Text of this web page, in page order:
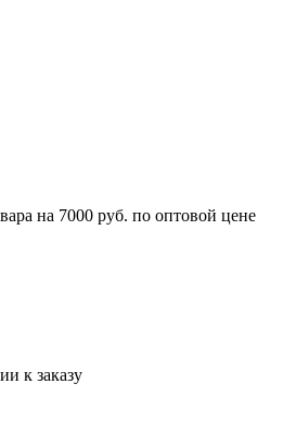
на 7000 руб. по оптовой цене
к заказу